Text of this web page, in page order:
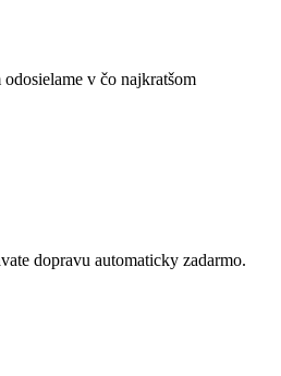
v čo najkratšom
dopravu automaticky zadarmo.